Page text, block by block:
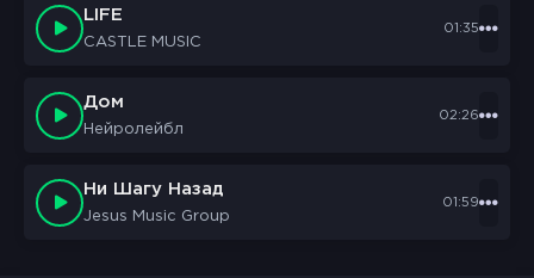
LIFE
CASTLE MUSIC
01:35
Дом
Нейролейбл
02:26
Ни Шагу Назад
Jesus Music Group
01:59